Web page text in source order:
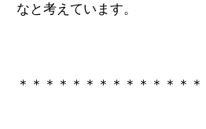
なと考えています。
＊＊＊＊＊＊＊＊＊＊＊＊＊＊